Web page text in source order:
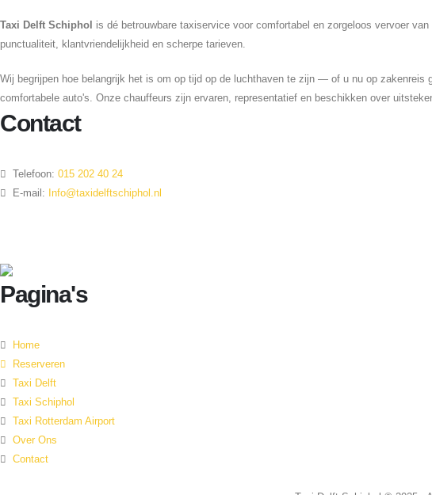
Taxi Delft Schiphol
is dé betrouwbare taxiservice voor comfortabel en zorgeloos vervoer
punctualiteit, klantvriendelijkheid en scherpe tarieven.
Wij begrijpen hoe belangrijk het is om op tijd op de luchthaven te zijn — of u nu op
comfortabele auto's. Onze chauffeurs zijn ervaren, representatief en beschikken over
Contact
 Telefoon: 015 202 40 24

E-mail: Info@taxidelftschiphol.nl
Pagina's

Home

Reserveren

Taxi Delft

Taxi Schiphol

Taxi Rotterdam Airport
 Over Ons
 Contact